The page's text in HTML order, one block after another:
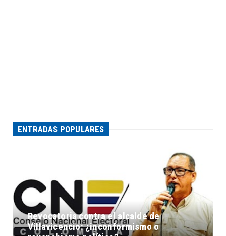
ENTRADAS POPULARES
Revocatoria contra el alcalde de
Villavicencio: ¿inconformismo o